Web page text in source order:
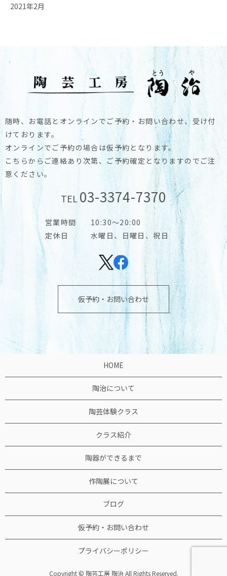
2021年2月
随時、お電話とオンラインでご予約・お問い合わせ、受け付
けております。
オンラインでご予約の場合は仮予約となります。
こちらからご連絡あり次第、ご予約確定となりますのでご注
意ください。
TEL03-3374-7370
営業時間
10:30～20:00
定休日
水曜日、日曜日、祝日
仮予約・お問い合わせ
HOME
陶治について
陶芸体験クラス
クラス紹介
陶器ができるまで
作陶展について
ブログ
仮予約・お問い合わせ
プライバシーポリシー
Copyright © 陶芸工房 陶治 All Rights Reserved.